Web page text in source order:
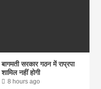
बागमती सरकार गठन में राप्रपा
शामिल नहीं होगी
8 hours ago